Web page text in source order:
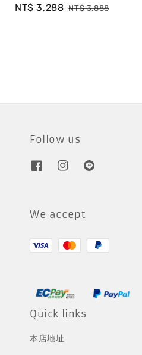
Sale
NT$ 3,288 Regular
NT$ 3,888
Follow us
We accept
Quick links
本店地址